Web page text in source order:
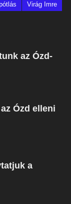
Virág Imre
az Ózd-
Ózd elleni
a